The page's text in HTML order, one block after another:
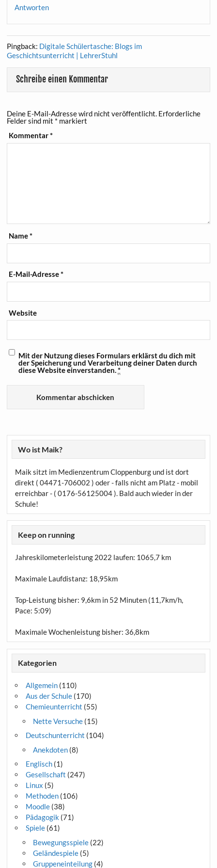
Antworten
Pingback: Digitale Schülertasche: Blogs im
Geschichtsunterricht | LehrerStuhl
Schreibe einen Kommentar
Deine E-Mail-Adresse wird nicht veröffentlicht. Erforderliche
Felder sind mit * markiert
Kommentar*
Name*
E-Mail-Adresse*
Website
Mit der Nutzung dieses Formulars erklärst du dich mit
der Speicherung und Verarbeitung deiner Daten durch
diese Website einverstanden.*
Wo ist Maik?
Maik sitzt im Medienzentrum Cloppenburg und ist dort
direkt ( 04471-706002 ) oder - falls nicht am Platz - mobil
erreichbar - ( 0176-56125004 ). Bald auch wieder in der
Schule!
Keep on running
Jahreskilometerleistung 2022 laufen: 1065,7 km
Maximale Laufdistanz: 18,95km
Top-Leistung bisher: 9,6km in 52 Minuten (11,7km/h,
Pace: 5:09)
Maximale Wochenleistung bisher: 36,8km
Kategorien
Allgemein(110)
Aus der Schule(170)
Chemieunterricht (55)
Nette Versuche(15)
Deutschunterricht (104)
Anekdoten(8)
Englisch(1)
Gesellschaft (247)
Linux (5)
Methoden(106)
Moodle(38)
Pädagogik (71)
Spiele(61)
Bewegungsspiele(22)
Geländespiele(5)
Gruppeneinteilung(4)